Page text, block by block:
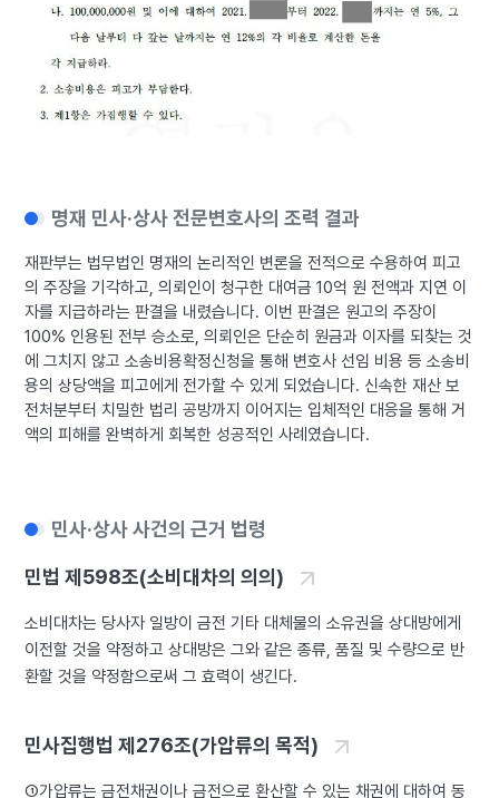
명재 민사·상사 전문변호사의 조력 결과
재판부는 법무법인 명재의 논리적인 변론을 전적으로 수용하여 피고
의 주장을 기각하고, 의뢰인이 청구한 대여금 10억 원 전액과 지연 이
자를 지급하라는 판결을 내렸습니다. 이번 판결은 원고의 주장이
100% 인용된 전부 승소로, 의뢰인은 단순히 원금과 이자를 되찾는 것
에 그치지 않고 소송비용확정신청을 통해 변호사 선임 비용 등 소송비
용의 상당액을 피고에게 전가할 수 있게 되었습니다. 신속한 재산 보
전처분부터 치밀한 법리 공방까지 이어지는 입체적인 대응을 통해 거
액의 피해를 완벽하게 회복한 성공적인 사례였습니다.
민사·상사 사건의 근거 법령
민법 제598조(소비대차의 의의)
소비대차는 당사자 일방이 금전 기타 대체물의 소유권을 상대방에게
이전할 것을 약정하고 상대방은 그와 같은 종류, 품질 및 수량으로 반
환할 것을 약정함으로써 그 효력이 생긴다.
민사집행법 제276조(가압류의 목적)
①가압류는 금전채권이나 금전으로 환산할 수 있는 채권에 대하여 동